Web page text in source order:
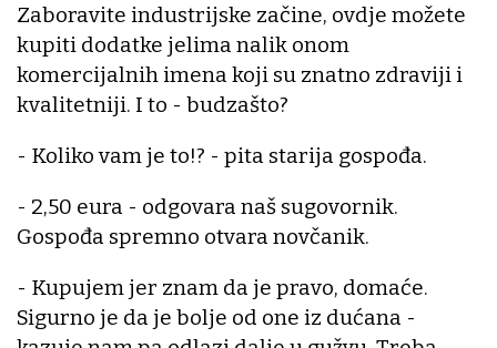
Zaboravite industrijske začine, ovdje možete
kupiti dodatke jelima nalik onom
komercijalnih imena koji su znatno zdraviji i
kvalitetniji. I to - budzašto?
- Koliko vam je to!? - pita starija gospođa.
- 2,50 eura - odgovara naš sugovornik.
Gospođa spremno otvara novčanik.
- Kupujem jer znam da je pravo, domaće.
Sigurno je da je bolje od one iz dućana -